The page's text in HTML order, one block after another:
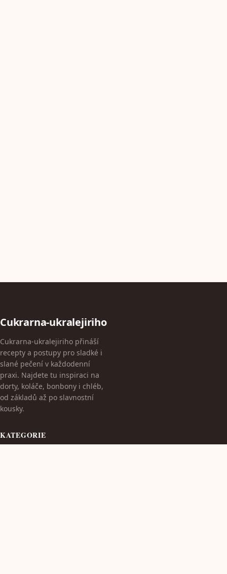
Cukrarna-ukralejiriho
Cukrarna-ukralejiriho přináší
recepty a postupy pro sladké i
slané pečení v každodenní
praxi. Najdete tu inspiraci na
dorty, koláče, bonbony i chléb,
od základů až po slavnostní
kousky.
KATEGORIE